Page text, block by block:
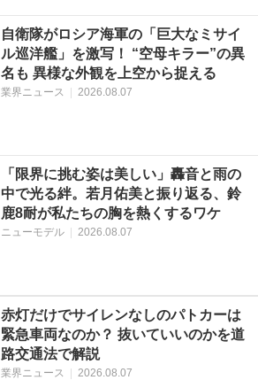
自衛隊がロシア海軍の「巨大なミサイ
ル巡洋艦」を激写！ “空母キラー”の異
名も 異様な外観を上空から捉える
業界ニュース | 2026.08.07
「限界に挑む姿は美しい」轟音と雨の
中で光る絆。若月佑美と振り返る、鈴
鹿8耐が私たちの胸を熱くするワケ
ニューモデル | 2026.08.07
赤灯だけでサイレンなしのパトカーは
緊急車両なのか？ 抜いていいのかを道
路交通法で解説
業界ニュース | 2026.08.07